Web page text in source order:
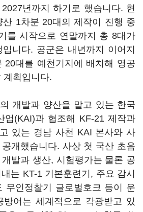
년까지 하기로 했습니다. 현
1차분 20대의 제작이 진행 중
를 시작으로 연말까지 총 8대가
니다. 공군은 내년까지 이어지
20대를 예천기지에 배치해 영공
계획입니다.
개발과 양산을 맡고 있는 한국
업(KAI)과 협조해 KF-21 제작과
있는 경남 사천 KAI 본사와 사
개했습니다. 사상 첫 국산 초음
발과 생산, 시험평가는 물론 공
는 KT-1 기본훈련기, 주요 감시
무인정찰기 글로벌호크 등이 운
방어는 세계적으로 각광받고 있